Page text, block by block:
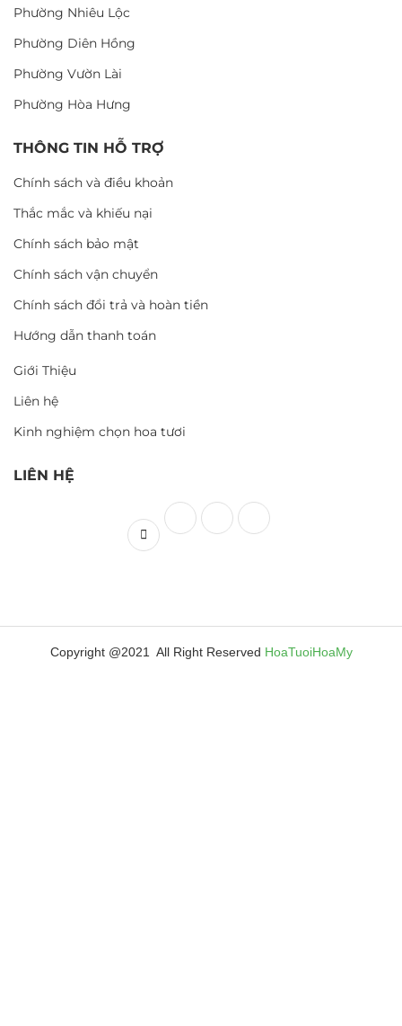
Phường Nhiêu Lộc
Phường Diên Hồng
Phường Vườn Lài
Phường Hòa Hưng
THÔNG TIN HỖ TRỢ
Chính sách và điều khoản
Thắc mắc và khiếu nại
Chính sách bảo mật
Chính sách vận chuyển
Chính sách đổi trả và hoàn tiền
Hướng dẫn thanh toán
Giới Thiệu
Liên hệ
Kinh nghiệm chọn hoa tươi
LIÊN HỆ
Copyright @2021 All Right Reserved HoaTuoiHoaMy